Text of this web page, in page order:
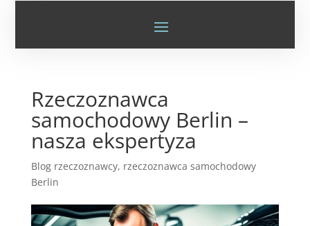
Rzeczoznawca
samochodowy Berlin –
nasza ekspertyza
Blog rzeczoznawcy, rzeczoznawca samochodowy
Berlin